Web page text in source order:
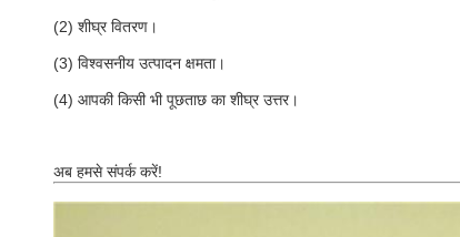
(2) शीघ्र वितरण।
(3) विश्वसनीय उत्पादन क्षमता।
(4) आपकी किसी भी पूछताछ का शीघ्र उत्तर।
अब हमसे संपर्क करें!